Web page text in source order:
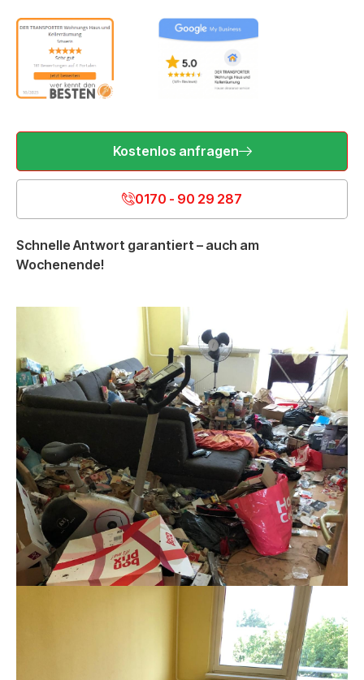
Kostenlos anfragen
0170 - 90 29 287
Schnelle Antwort garantiert – auch am
Wochenende!